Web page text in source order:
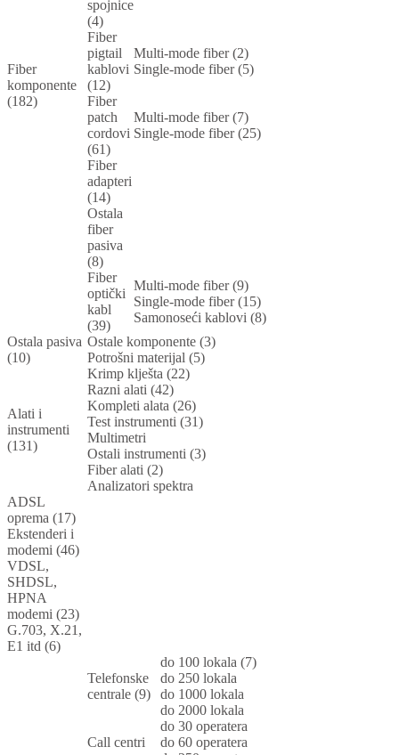
Fiber
komponente
(182)
spojnice
(4)
Fiber
pigtail
kablovi
(12)
Multi-mode fiber (2)
Single-mode fiber (5)
Fiber
patch
cordovi
(61)
Multi-mode fiber (7)
Single-mode fiber (25)
Fiber
adapteri
(14)
Ostala
fiber
pasiva
(8)
Fiber
optički
kabl
(39)
Multi-mode fiber (9)
Single-mode fiber (15)
Samonoseći kablovi (8)
Ostala pasiva
(10)
Ostale komponente (3)
Potrošni materijal (5)
Alati i
instrumenti
(131)
Krimp klješta (22)
Razni alati (42)
Kompleti alata (26)
Test instrumenti (31)
Multimetri
Ostali instrumenti (3)
Fiber alati (2)
Analizatori spektra
ADSL
oprema (17)
Ekstenderi i
modemi (46)
VDSL,
SHDSL,
HPNA
modemi (23)
G.703, X.21,
E1 itd (6)
Telefonske
centrale (9)
do 100 lokala (7)
do 250 lokala
do 1000 lokala
do 2000 lokala
Call centri
do 30 operatera
do 60 operatera